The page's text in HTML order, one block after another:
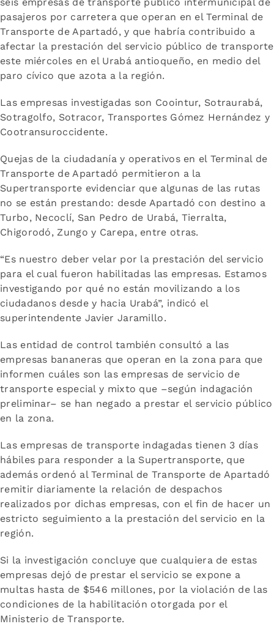
seis empresas de transporte público intermunicipal de
pasajeros por carretera que operan en el Terminal de
Transporte de Apartadó, y que habría contribuido a
afectar la prestación del servicio público de transporte
este miércoles en el Urabá antioqueño, en medio del
paro cívico que azota a la región.
Las empresas investigadas son Coointur, Sotraurabá,
Sotragolfo, Sotracor, Transportes Gómez Hernández y
Cootransuroccidente.
Quejas de la ciudadanía y operativos en el Terminal de
Transporte de Apartadó permitieron a la
Supertransporte evidenciar que algunas de las rutas
no se están prestando: desde Apartadó con destino a
Turbo, Necoclí, San Pedro de Urabá, Tierralta,
Chigorodó, Zungo y Carepa, entre otras.
“Es nuestro deber velar por la prestación del servicio
para el cual fueron habilitadas las empresas. Estamos
investigando por qué no están movilizando a los
ciudadanos desde y hacia Urabá”, indicó el
superintendente Javier Jaramillo.
Las entidad de control también consultó a las
empresas bananeras que operan en la zona para que
informen cuáles son las empresas de servicio de
transporte especial y mixto que –según indagación
preliminar– se han negado a prestar el servicio público
en la zona.
Las empresas de transporte indagadas tienen 3 días
hábiles para responder a la Supertransporte, que
además ordenó al Terminal de Transporte de Apartadó
remitir diariamente la relación de despachos
realizados por dichas empresas, con el fin de hacer un
estricto seguimiento a la prestación del servicio en la
región.
Si la investigación concluye que cualquiera de estas
empresas dejó de prestar el servicio se expone a
multas hasta de $546 millones, por la violación de las
condiciones de la habilitación otorgada por el
Ministerio de Transporte.